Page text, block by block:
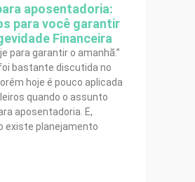
aposentadoria:
para você garantir
Financeira
para garantir o amanhã.”
bastante discutida no
hoje é pouco aplicada
quando o assunto
aposentadoria. E,
existe planejamento